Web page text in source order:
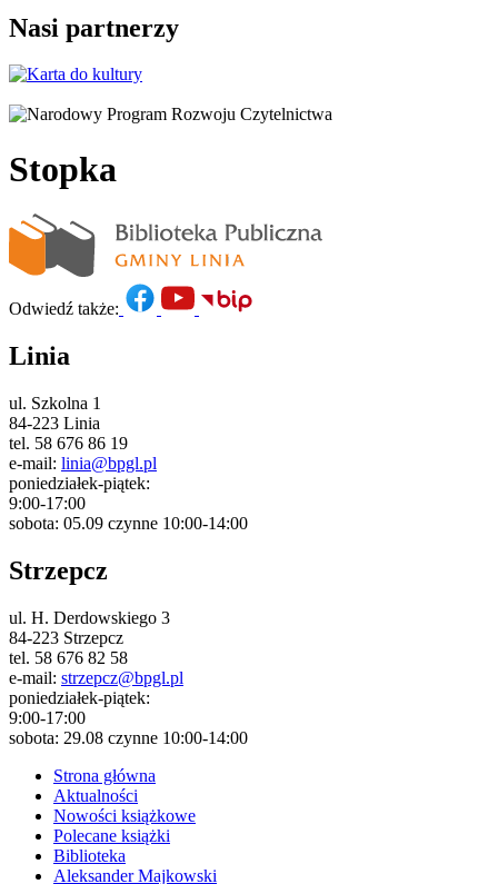
Nasi partnerzy
Stopka
Odwiedź także:
Linia
ul. Szkolna 1
84-223 Linia
tel. 58 676 86 19
e-mail: linia@bpgl.pl
poniedziałek-piątek:
9:00-17:00
sobota: 05.09 czynne 10:00-14:00
Strzepcz
ul. H. Derdowskiego 3
84-223 Strzepcz
tel. 58 676 82 58
e-mail: strzepcz@bpgl.pl
poniedziałek-piątek:
9:00-17:00
sobota: 29.08 czynne 10:00-14:00
Strona główna
Aktualności
Nowości książkowe
Polecane książki
Biblioteka
Aleksander Majkowski